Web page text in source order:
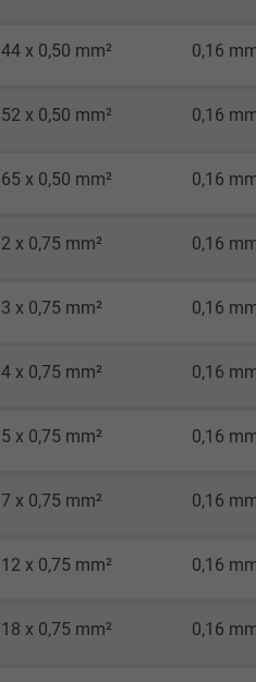
Name
Anbieter
Zweck
Anbieter
Laufzeit 1 Jahr
44 x 0,50 mm² 0,16
52 x 0,50 mm² 0,16
65 x 0,50 mm² 0,16
2 x 0,75 mm² 0,16
3 x 0,75 mm² 0,16
4 x 0,75 mm² 0,16
5 x 0,75 mm² 0,16
7 x 0,75 mm² 0,16
12 x 0,75 mm² 0,16
18 x 0,75 mm² 0,16